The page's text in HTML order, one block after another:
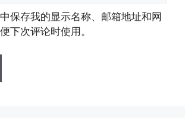
保存我的显示名称、邮箱地址和网
下次评论时使用。